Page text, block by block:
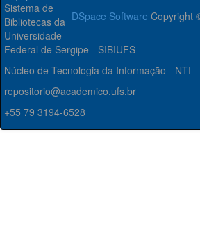
DSpace Software Copyright
Sistema de
Bibliotecas da
Universidade
Federal de Sergipe - SIBIUFS
Núcleo de Tecnologia da Informação - NTI
repositorio@academico.ufs.br
+55 79 3194-6528